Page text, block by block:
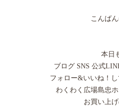
こんばん
本日
ブログ SNS 公式
フォロー&いいね！
わくわく広場島忠
お買い上